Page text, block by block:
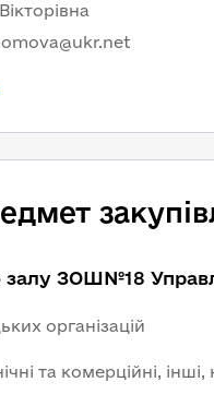
ЗОШ№18
організацій
та комерційні, інші,